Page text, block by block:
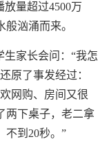
量超过4500万
汹涌而来。
生家长会问：“我怎
原了事发经过：
网购、房间又很
两下桌子，老二拿
不到20秒。”